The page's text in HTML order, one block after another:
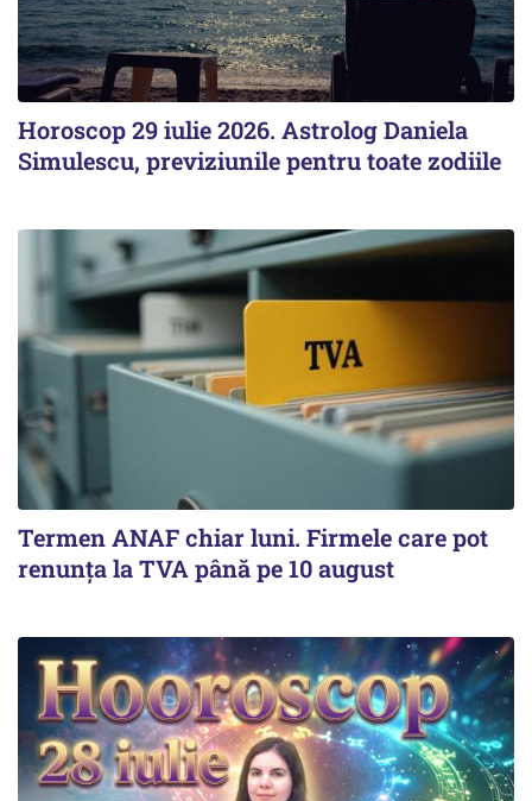
Horoscop 29 iulie 2026. Astrolog Daniela
Simulescu, previziunile pentru toate zodiile
Termen ANAF chiar luni. Firmele care pot
renunța la TVA până pe 10 august